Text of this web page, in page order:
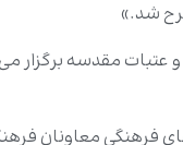
شد.»
و عتبات مقدسه
فرهنگی معاونان